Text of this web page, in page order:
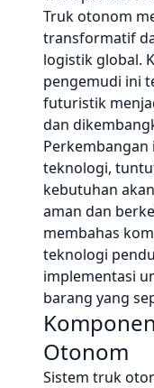
Truk otonom
transformatif
logistik global.
pengemudi ini
futuristik
dan
teknologi,
kebutuhan
aman dan
membahas
teknologi
implementasi
barang yang
Otonom
Sistem truk